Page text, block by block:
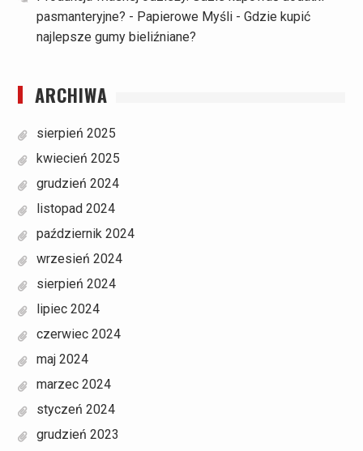
pasmanteryjne? - Papierowe Myśli- Gdzie kupić
najlepsze gumy bieliźniane?
ARCHIWA
sierpień 2025
kwiecień 2025
grudzień 2024
listopad 2024
październik 2024
wrzesień 2024
sierpień 2024
lipiec 2024
czerwiec 2024
maj 2024
marzec 2024
styczeń 2024
grudzień 2023